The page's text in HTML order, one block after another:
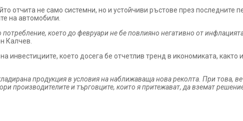
отчита не само системни, но и устойчиви ръстове през последните
на автомобили.
което до февруари не бе повлияно негативно от
Калчев.
инвестициите, което досега бе отчетлив тренд в икономиката, както
продукция в условия на наближаваща нова реколта. При това,
производителите и търговците, които я притежават, да вземат